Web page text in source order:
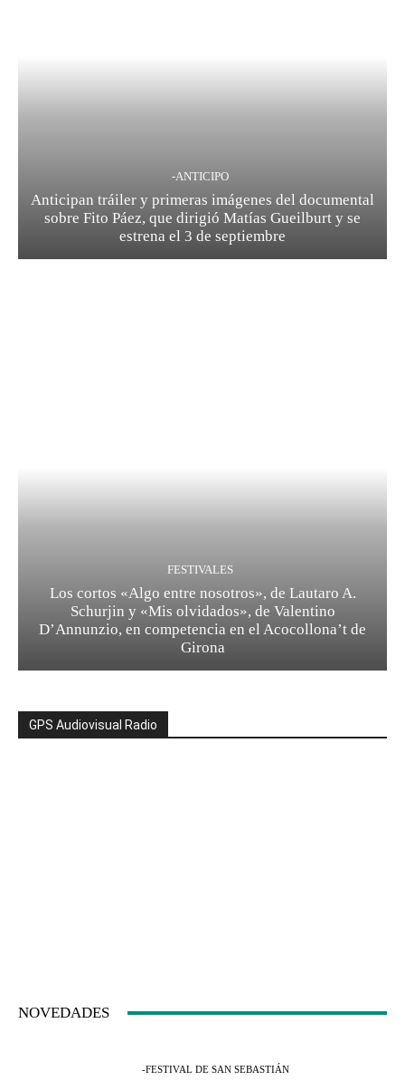
-ANTICIPO
Anticipan tráiler y primeras imágenes del documental
sobre Fito Páez, que dirigió Matías Gueilburt y se
estrena el 3 de septiembre
FESTIVALES
Los cortos «Algo entre nosotros», de Lautaro A.
Schurjin y «Mis olvidados», de Valentino
D’Annunzio, en competencia en el Acocollona’t de
Girona
GPS Audiovisual Radio
NOVEDADES
-FESTIVAL DE SAN SEBASTIÁN